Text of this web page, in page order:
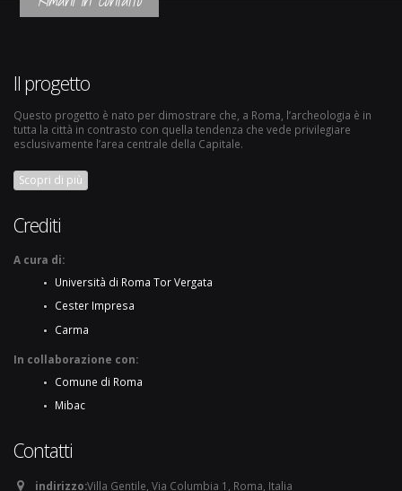
Il progetto
Questo progetto è nato per dimostrare che, a Roma, l’archeologia è in
tutta la città in contrasto con quella tendenza che vede privilegiare
esclusivamente l’area centrale della Capitale.
Scopri di più
Crediti
A cura di:
Università di Roma Tor Vergata
Cester Impresa
Carma
In collaborazione con:
Comune di Roma
Mibac
Contatti
indirizzo:Villa Gentile, Via Columbia 1, Roma, Italia